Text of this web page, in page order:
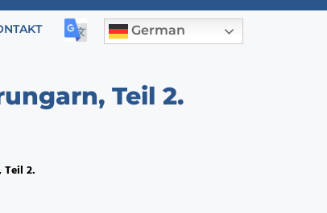
German
Teil 2.
Teil 2.